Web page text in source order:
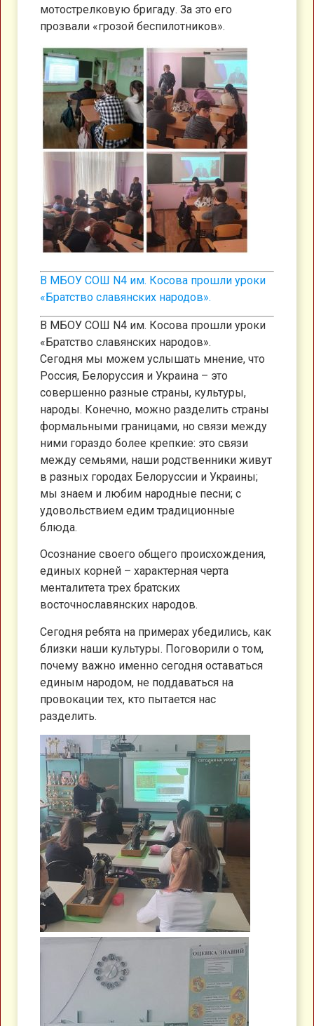
мотострелковую бригаду. За это его
прозвали «грозой беспилотников».
В МБОУ СОШ N4 им. Косова прошли уроки
«Братство славянских народов».
В МБОУ СОШ N4 им. Косова​ прошли уроки
«Братство славянских народов».
Сегодня мы можем услышать мнение, что
Россия, Белоруссия и Украина – это
совершенно разные страны, культуры,
народы. Конечно, можно разделить страны
формальными границами, но связи между
ними гораздо более крепкие: это связи
между семьями, наши родственники живут
в разных городах Белоруссии и Украины;
мы знаем и любим народные песни; с
удовольствием едим традиционные
блюда.
Осознание своего общего происхождения,
единых корней – характерная черта
менталитета трех братских
восточнославянских народов.
Сегодня ребята на примерах убедились, как
близки наши культуры. Поговорили о том,
почему важно именно сегодня оставаться
единым народом, не поддаваться на
провокации тех, кто пытается нас
разделить.